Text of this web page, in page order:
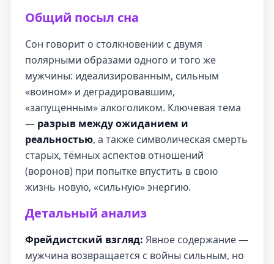
Общий посыл сна
Сон говорит о столкновении с двумя
полярными образами одного и того же
мужчины: идеализированным, сильным
«воином» и деградировавшим,
«запущенным» алкоголиком. Ключевая тема
— разрыв между ожиданием и
реальностью, а также символическая смерть
старых, тёмных аспектов отношений
(воронов) при попытке впустить в свою
жизнь новую, «сильную» энергию.
Детальный анализ
Фрейдистский взгляд: Явное содержание —
мужчина возвращается с войны сильным, но